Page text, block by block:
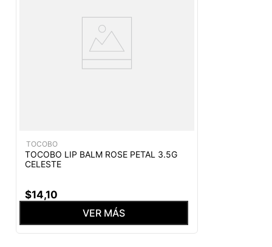
TOCOBO
TOCOBO LIP BALM ROSE PETAL 3.5G
CELESTE
$14,10
VER MÁS